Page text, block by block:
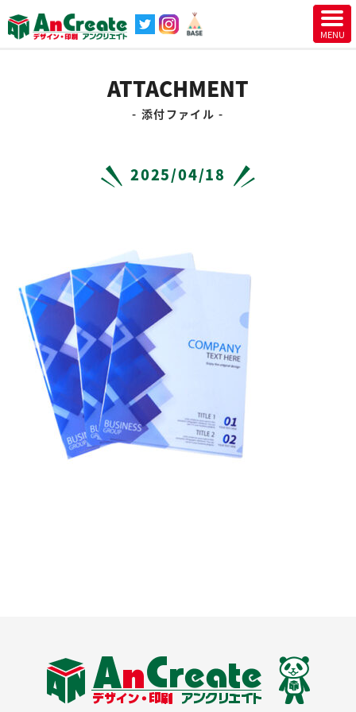
ATTACHMENT
添付ファイル
2025/04/18